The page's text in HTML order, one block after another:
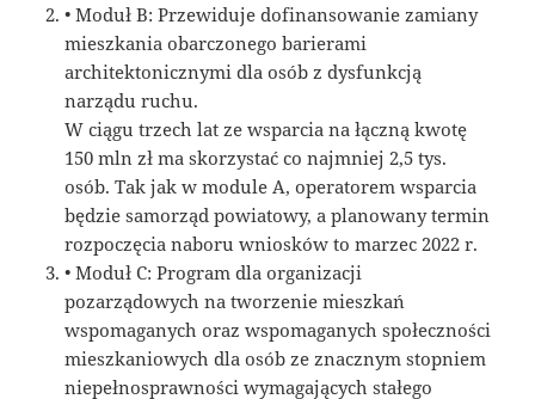
• Moduł B: Przewiduje dofinansowanie zamiany
mieszkania obarczonego barierami
architektonicznymi dla osób z dysfunkcją
narządu ruchu.
W ciągu trzech lat ze wsparcia na łączną kwotę
150 mln zł ma skorzystać co najmniej 2,5 tys.
osób. Tak jak w module A, operatorem wsparcia
będzie samorząd powiatowy, a planowany termin
rozpoczęcia naboru wniosków to marzec 2022 r.
• Moduł C: Program dla organizacji
pozarządowych na tworzenie mieszkań
wspomaganych oraz wspomaganych społeczności
mieszkaniowych dla osób ze znacznym stopniem
niepełnosprawności wymagających stałego